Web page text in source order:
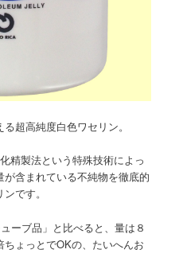
超高純度白色ワセリン。
精製法という特殊技術によっ
含まれている不純物を徹底的
です。
ーブ品」と比べると、量は８
ょっとでOKの、たいへんお